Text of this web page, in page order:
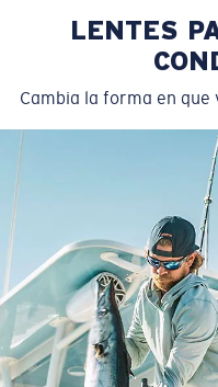
COSTA
Descubra la amplia
que mantienen la
LENTES
Cambia la forma en que